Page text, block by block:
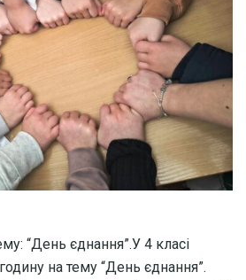
“День єднання”.У 4 класі
на тему “День єднання”.